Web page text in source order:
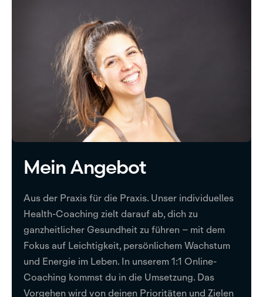
Mein Angebot
Aus der Praxis für die Praxis. Unser individuelles
Health-Coaching zielt darauf ab, dich zu
ganzheitlicher Gesundheit zu führen – mit dem
Fokus auf Leichtigkeit, persönlichem Wachstum
und Energie im Leben. In unserem 1:1 Online-
Coaching kommst du in die Umsetzung. Das
Vorgehen wird von deinen Prioritäten und Zielen